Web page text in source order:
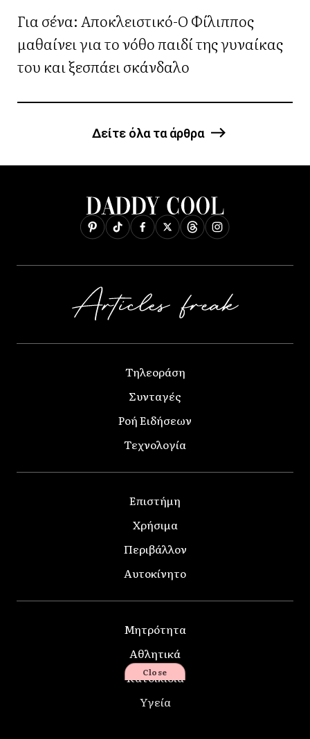
Για σένα: Αποκλειστικό-Ο Φίλιππος
μαθαίνει για το νόθο παιδί της γυναίκας
του και ξεσπάει σκάνδαλο
Δείτε όλα τα άρθρα
Τηλεοράση
Συνταγές
Ροή Ειδήσεων
Τεχνολογία
Επιστήμη
Χρήσιμα
Περιβάλλον
Αυτοκίνητο
Μητρότητα
Αθλητικά
Κατοικίδια
Υγεία
Close